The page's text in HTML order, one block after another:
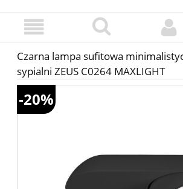
Czarna lampa sufitowa
sypialni ZEUS C0264 MAXLIGHT
-20%